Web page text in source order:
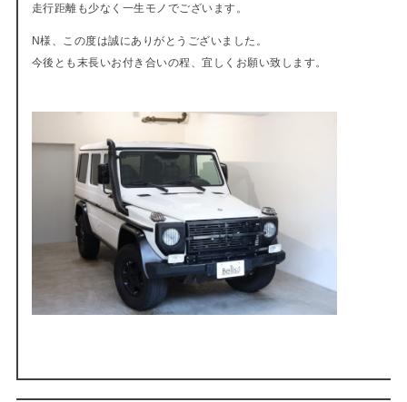
走行距離も少なく一生モノでございます。
N様、この度は誠にありがとうございました。
今後とも末長いお付き合いの程、宜しくお願い致します。